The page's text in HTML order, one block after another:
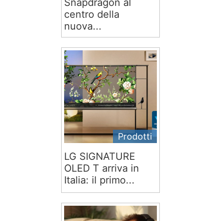
Snapdragon al
centro della
nuova...
Prodotti
LG SIGNATURE
OLED T arriva in
Italia: il primo...